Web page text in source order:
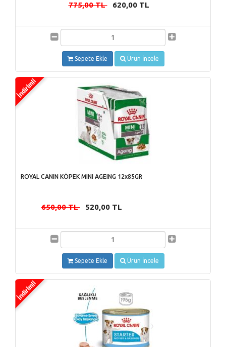
775,00 TL- 620,00 TL
Sepete Ekle Ürün İncele
ROYAL CANIN KÖPEK MINI AGEING 12x85GR
650,00 TL- 520,00 TL
Sepete Ekle Ürün İncele